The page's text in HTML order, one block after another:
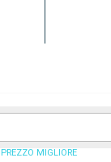
PREZZO MIGLIORE